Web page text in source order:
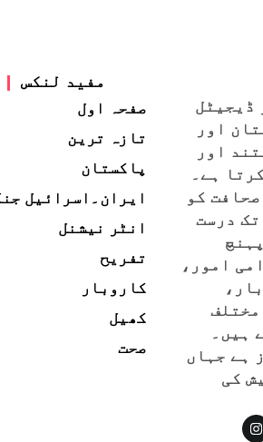
ڈیجیٹل
اور
اور
ہے۔
کو
درست
امور،
ہیں۔
ہے جہاں
کی
مفید لنکس
صفحہ اول
تازہ ترین
پاکستان
ایران۔اسرائیل
انٹر نیشنل
تفریح
کاروبار
کھیل
صحت